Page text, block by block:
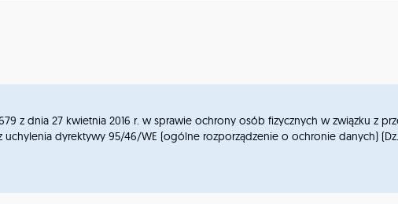
z dnia 27 kwietnia 2016 r. w sprawie ochrony osób fizycznych w związku z
dyrektywy 95/46/WE (ogólne rozporządzenie o ochronie danych) (Dz. U.